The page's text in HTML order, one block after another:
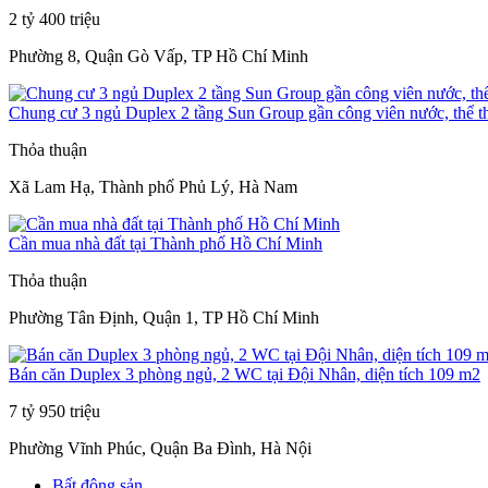
2 tỷ 400 triệu
Phường 8, Quận Gò Vấp, TP Hồ Chí Minh
Chung cư 3 ngủ Duplex 2 tầng Sun Group gần công viên nước, thể
Thỏa thuận
Xã Lam Hạ, Thành phố Phủ Lý, Hà Nam
Cần mua nhà đất tại Thành phố Hồ Chí Minh
Thỏa thuận
Phường Tân Định, Quận 1, TP Hồ Chí Minh
Bán căn Duplex 3 phòng ngủ, 2 WC tại Đội Nhân, diện tích 109 m2
7 tỷ 950 triệu
Phường Vĩnh Phúc, Quận Ba Đình, Hà Nội